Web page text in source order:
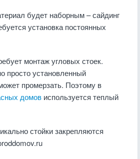
будет наборным – сайдинг
установка постоянных
монтаж угловых стоек.
просто установленный
промерзать. Поэтому в
домов используется теплый
стойки закрепляются